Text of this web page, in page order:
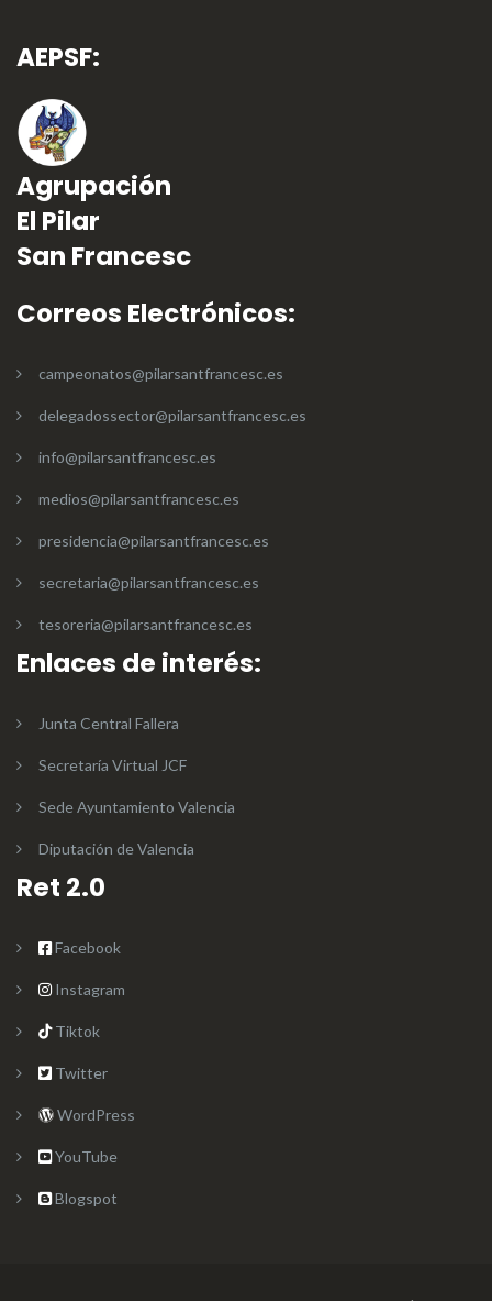
AEPSF:
Agrupación
El Pilar
San Francesc
Correos Electrónicos:
campeonatos@pilarsantfrancesc.es
delegadossector@pilarsantfrancesc.es
info@pilarsantfrancesc.es
medios@pilarsantfrancesc.es
presidencia@pilarsantfrancesc.es
secretaria@pilarsantfrancesc.es
tesoreria@pilarsantfrancesc.es
Enlaces de interés:
Junta Central Fallera
Secretaría Virtual JCF
Sede Ayuntamiento Valencia
Diputación de Valencia
Ret 2.0
Facebook
Instagram
Tiktok
Twitter
WordPress
YouTube
Blogspot